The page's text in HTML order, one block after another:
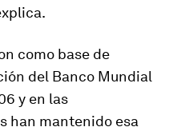
como base de
del Banco Mundial
y en las
han mantenido esa